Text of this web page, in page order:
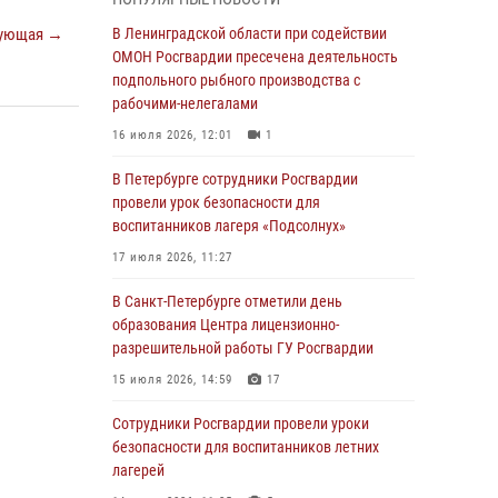
→ 04 августа 2026, 14:05
В Зеленогорске сотрудники Росгвардии, став
очевидцами серьезного ДТП, вызвали на
пострадавшим
03 августа 2026, 14:15 3 1
03 августа 2026, 13:26 5
В Ленинградской области сотрудники
Росгвардии обнаружили пропавшего
вернуться домой
03 августа 2026, 11:51
В Санкт-Петербурге при содействии СОБР
В Ленинградской области при содействии
ОМОН Росгвардии пресечена деятельность
подпольного рыбного производства с
рабочими-нелегалами
16 июля 2026, 12:01 1
В Петербурге сотрудники Росгвардии
провели урок безопасности для
воспитанников лагеря «Подсолнух»
17 июля 2026, 11:27
В Санкт-Петербурге отметили день
образования Центра лицензионно-
разрешительной работы ГУ Росгвардии
15 июля 2026, 14:59 17
Сотрудники Росгвардии провели уроки
безопасности для воспитанников летних
лагерей